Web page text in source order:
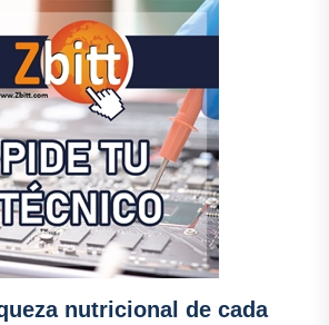
nutricional de cada